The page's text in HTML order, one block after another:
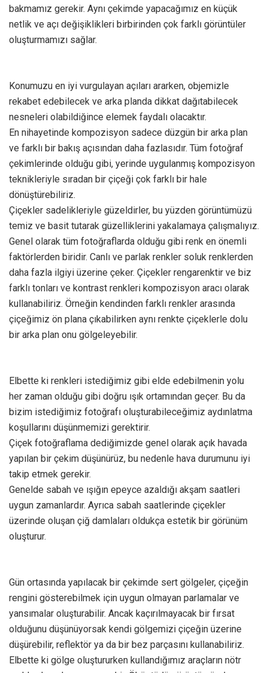
bakmamız gerekir. Aynı çekimde yapacağımız en küçük
netlik ve açı değişiklikleri birbirinden çok farklı görüntüler
oluşturmamızı sağlar.
Konumuzu en iyi vurgulayan açıları ararken, objemizle
rekabet edebilecek ve arka planda dikkat dağıtabilecek
nesneleri olabildiğince elemek faydalı olacaktır.
En nihayetinde kompozisyon sadece düzgün bir arka plan
ve farklı bir bakış açısından daha fazlasıdır. Tüm fotoğraf
çekimlerinde olduğu gibi, yerinde uygulanmış kompozisyon
teknikleriyle sıradan bir çiçeği çok farklı bir hale
dönüştürebiliriz.
Çiçekler sadelikleriyle güzeldirler, bu yüzden görüntümüzü
temiz ve basit tutarak güzelliklerini yakalamaya çalışmalıyız.
Genel olarak tüm fotoğraflarda olduğu gibi renk en önemli
faktörlerden biridir. Canlı ve parlak renkler soluk renklerden
daha fazla ilgiyi üzerine çeker. Çiçekler rengarenktir ve biz
farklı tonları ve kontrast renkleri kompozisyon aracı olarak
kullanabiliriz. Örneğin kendinden farklı renkler arasında
çiçeğimiz ön plana çıkabilirken aynı renkte çiçeklerle dolu
bir arka plan onu gölgeleyebilir.
Elbette ki renkleri istediğimiz gibi elde edebilmenin yolu
her zaman olduğu gibi doğru ışık ortamından geçer. Bu da
bizim istediğimiz fotoğrafı oluşturabileceğimiz aydınlatma
koşullarını düşünmemizi gerektirir.
Çiçek fotoğraflama dediğimizde genel olarak açık havada
yapılan bir çekim düşünürüz, bu nedenle hava durumunu iyi
takip etmek gerekir.
Genelde sabah ve ışığın epeyce azaldığı akşam saatleri
uygun zamanlardır. Ayrıca sabah saatlerinde çiçekler
üzerinde oluşan çiğ damlaları oldukça estetik bir görünüm
oluşturur.
Gün ortasında yapılacak bir çekimde sert gölgeler, çiçeğin
rengini gösterebilmek için uygun olmayan parlamalar ve
yansımalar oluşturabilir. Ancak kaçırılmayacak bir fırsat
olduğunu düşünüyorsak kendi gölgemizi çiçeğin üzerine
düşürebilir, reflektör ya da bir bez parçasını kullanabiliriz.
Elbette ki gölge oluştururken kullandığımız araçların nötr